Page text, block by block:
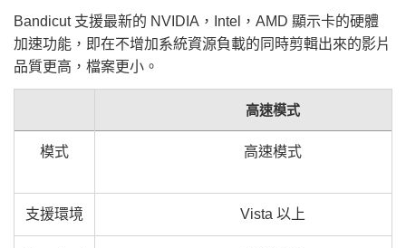
Bandicut 支援最新的 NVIDIA，Intel，AMD 顯示卡的硬體
加速功能，即在不增加系統資源負載的同時剪輯出來的影片
品質更高，檔案更小。
高速模式
模式 高速模式
支援環境 Vista 以上